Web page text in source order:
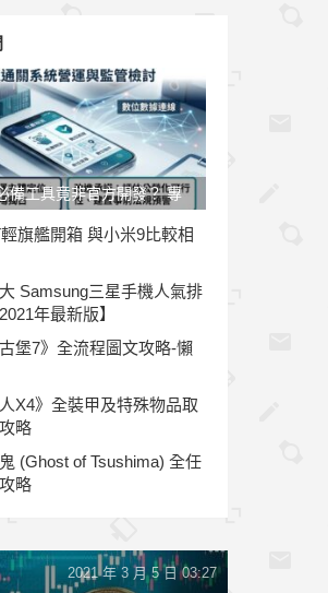
備工具竟非官方開發？ 專
疑「EZ WAY 易利委」曝三
旗艦開箱 與小米9比較相
Samsung三星手機人氣排
年最新版】
古堡7》全流程圖文攻略-懶
人X4》全裝甲及特殊物品取
略
(Ghost of Tsushima) 全任
略
2021 年 3 月 5 日 03:27